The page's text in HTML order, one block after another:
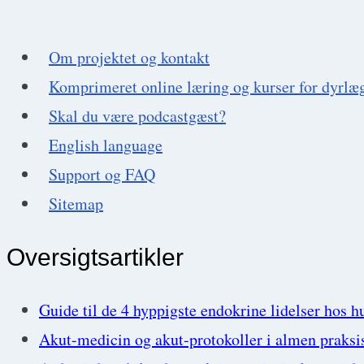
revisor
Heidi
Andersen
Om projektet og kontakt
Komprimeret online læring og kurser for
Skal du være podcastgæst?
English language
Support og FAQ
Sitemap
Oversigtsartikler
Guide til de 4 hyppigste endokrine lidelser hos
Akut-medicin og akut-protokoller i almen